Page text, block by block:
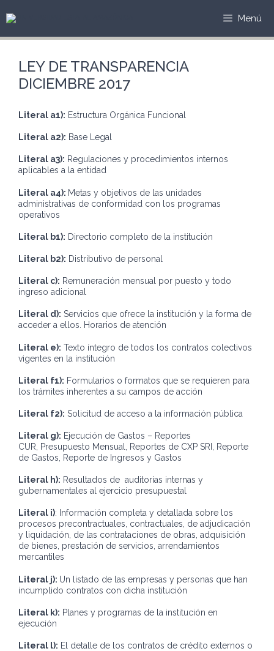
Menú
LEY DE TRANSPARENCIA
DICIEMBRE 2017
Literal a1): Estructura Orgánica Funcional
Literal a2): Base Legal
Literal a3): Regulaciones y procedimientos internos
aplicables a la entidad
Literal a4): Metas y objetivos de las unidades
administrativas de conformidad con los programas
operativos
Literal b1): Directorio completo de la institución
Literal b2): Distributivo de personal
Literal c): Remuneración mensual por puesto y todo
ingreso adicional
Literal d): Servicios que ofrece la institución y la forma de
acceder a ellos. Horarios de atención
Literal e): Texto íntegro de todos los contratos colectivos
vigentes en la institución
Literal f1): Formularios o formatos que se requieren para
los trámites inherentes a su campos de acción
Literal f2): Solicitud de acceso a la información pública
Literal g): Ejecución de Gastos – Reportes
CUR, Presupuesto Mensual, Reportes de CXP SRI, Reporte
de Gastos, Reporte de Ingresos y Gastos
Literal h): Resultados de auditorías internas y
gubernamentales al ejercicio presupuestal
Literal i): Información completa y detallada sobre los
procesos precontractuales, contractuales, de adjudicación
y liquidación, de las contrataciones de obras, adquisición
de bienes, prestación de servicios, arrendamientos
mercantiles
Literal j): Un listado de las empresas y personas que han
incumplido contratos con dicha institución
Literal k): Planes y programas de la institución en
ejecución
Literal l): El detalle de los contratos de crédito externos o